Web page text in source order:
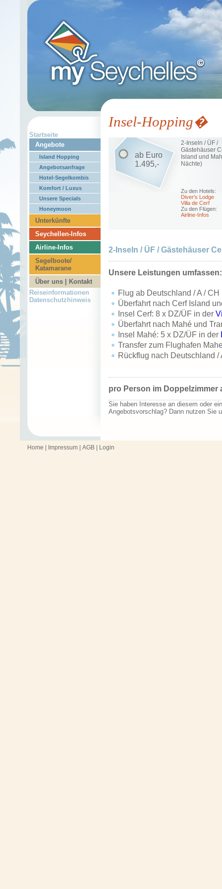
Startseite
Angebote
Island Hopping
Angebotsanfrage
Hotel-Segelkombis
Komfort / Luxus
Unsere Specials
Honeymoon
Unterkünfte
Seychellen-Infos
Airline-Infos
Segelboote/
Katamarane
Über uns | Kontakt
Reiseinformationen
Datenschutzhinweis
Insel-Hopping�
ab Euro
1.495,-
2-Inseln / ÜF /
Gästehäuser
Island und
Nächte)
Zu den Hotels:
Diver's Lodge
Villa de Cerf
Zu den Flügen:
Airline-Infos
2-Inseln / ÜF / Gästehäuser
Unsere Leistungen umfassen:
Flug ab Deutschland / A /
Überfahrt nach Cerf Island
Insel Cerf: 8 x DZ/ÜF in der
Überfahrt nach Mahé und
Insel Mahé: 5 x DZ/ÜF in der
Transfer zum Flughafen
Rückflug nach Deutschland /
pro Person im Doppelzimmer
Sie haben Interesse an diesem oder
Angebotsvorschlag? Dann nutzen Sie
Home | Impressum | AGB | Login